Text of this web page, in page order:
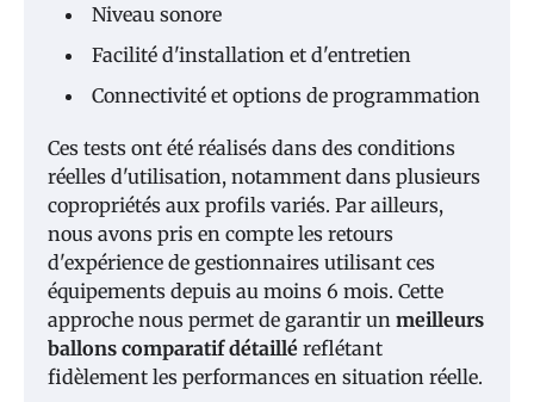
Niveau sonore
Facilité d'installation et d'entretien
Connectivité et options de programmation
Ces tests ont été réalisés dans des conditions
réelles d'utilisation, notamment dans plusieurs
copropriétés aux profils variés. Par ailleurs,
nous avons pris en compte les retours
d'expérience de gestionnaires utilisant ces
équipements depuis au moins 6 mois. Cette
approche nous permet de garantir un meilleurs
ballons comparatif détaillé reflétant
fidèlement les performances en situation réelle.